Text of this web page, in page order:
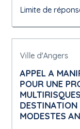
Limite de
Ville d'Angers
APPEL A
POUR UNE
DESTINATION
MODESTES